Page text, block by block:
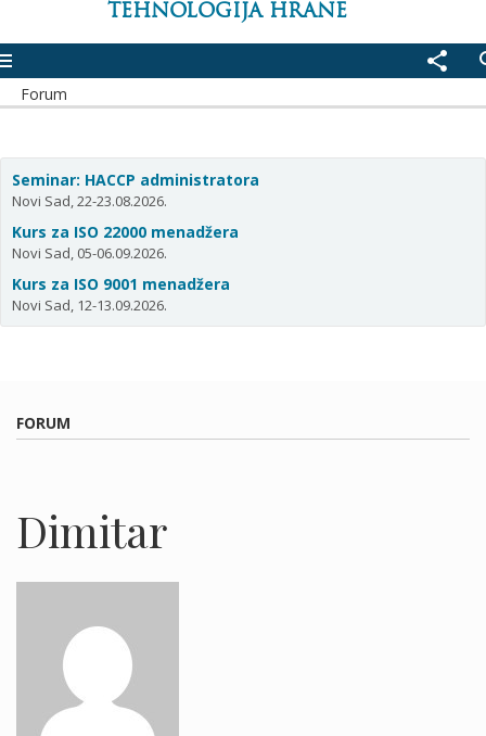
TEHNOLOGIJA HRANE
share
Forum
Seminar: HACCP administratora
Novi Sad, 22-23.08.2026.
Kurs za ISO 22000 menadžera
Novi Sad, 05-06.09.2026.
Kurs za ISO 9001 menadžera
Novi Sad, 12-13.09.2026.
FORUM
Dimitar